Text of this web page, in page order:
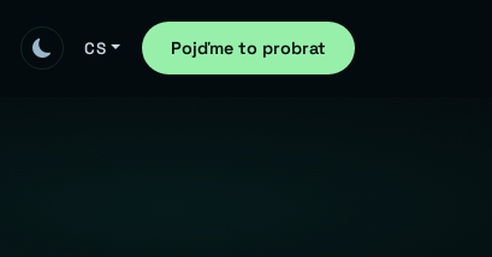
CS Pojďme to probrat